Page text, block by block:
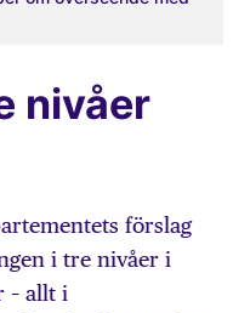
nivåer
förslag
i tre nivåer i
– allt i